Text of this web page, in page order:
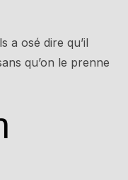
a osé dire qu’il
qu’on le prenne